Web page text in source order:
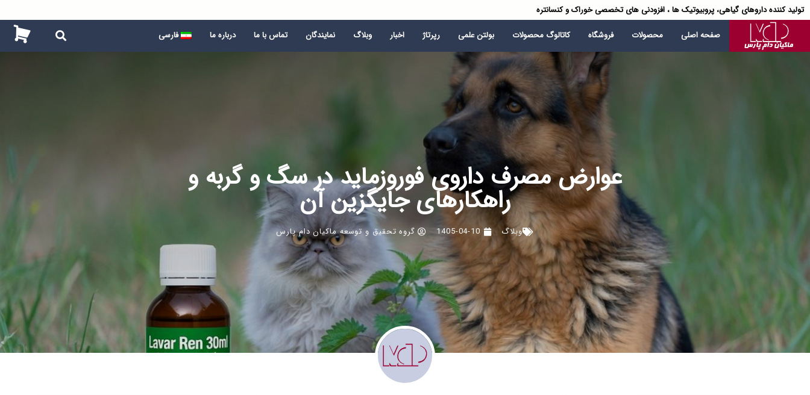
تولید کننده داروهای گیاهی، پروبیوتیک ها ، افزودنی های تخصصی خوراک و کنسانتره
صفحه اصلی محصولات فروشگاه کاتالوگ محصولات بولتن علمی رپرتاژ اخبار وبلاگ نمایندگان تماس با ما درباره ما فارسی
عوارض مصرف داروی فوروزماید در سگ و گربه و
راهکارهای جایگزین آن
وبلاگ 1405-04-10 گروه تحقیق و توسعه ماکیان دام پارس